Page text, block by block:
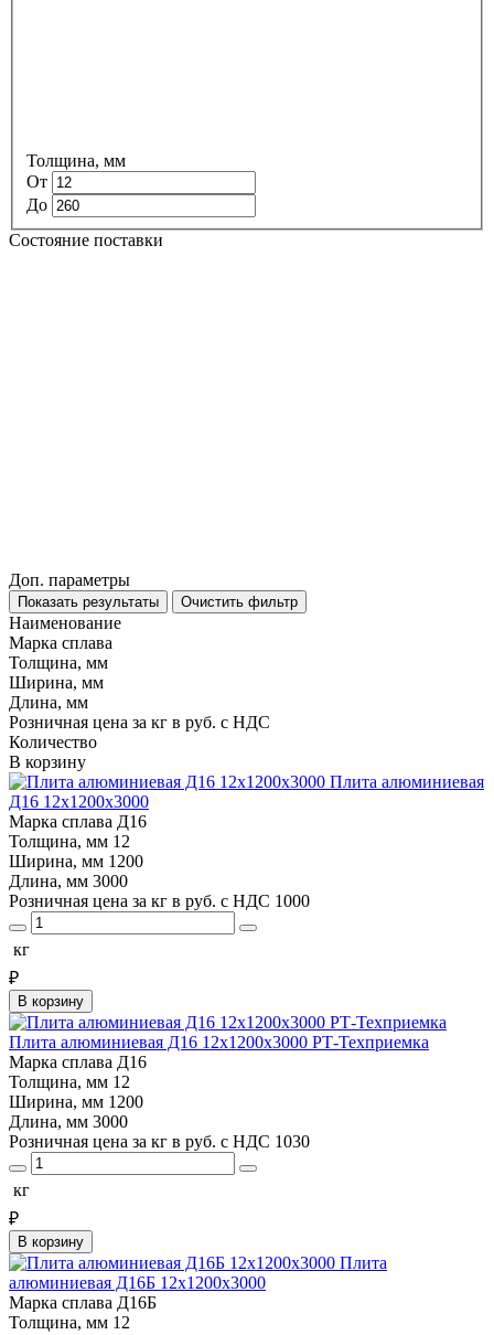
Толщина, мм
От
До
Состояние поставки
Доп. параметры
Показать результаты Очистить фильтр
Наименование
Марка сплава
Толщина, мм
Ширина, мм
Длина, мм
Розничная цена за кг в руб. с НДС
Количество
В корзину
Плита алюминиевая
Д16 12х1200х3000
Марка сплава Д16
Толщина, мм 12
Ширина, мм 1200
Длина, мм 3000
Розничная цена за кг в руб. с НДС 1000
кг
₽
В корзину
Плита алюминиевая Д16 12х1200х3000 РТ-Техприемка
Марка сплава Д16
Толщина, мм 12
Ширина, мм 1200
Длина, мм 3000
Розничная цена за кг в руб. с НДС 1030
кг
₽
В корзину
Плита
алюминиевая Д16Б 12х1200х3000
Марка сплава Д16Б
Толщина, мм 12